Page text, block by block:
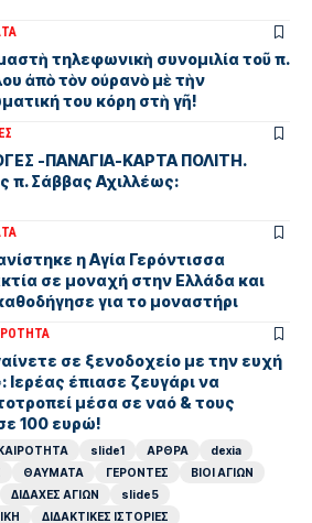
τηλεφωνικὴ συνομιλία τοῦ π.
ἀπὸ τὸν οὐρανὸ μὲ τὴν
του κόρη στὴ γῆ!
-ΠΑΝΑΓΙΑ-ΚΑΡΤΑ ΠΟΛΙΤΗ.
π. Σάββας Αχιλλέως:
η Αγία Γερόντισσα
σε μοναχή στην Ελλάδα και
για το μοναστήρι
σε ξενοδοχείο με την ευχή
Ιερέας έπιασε ζευγάρι να
μέσα σε ναό & τους
100 ευρώ!
slide1 ΑΡΘΡΑ
dexia
ΘΑΥΜΑΤΑ ΓΕΡΟΝΤΕΣ
ΒΙΟΙ ΑΓΙΩΝ
ΔΙΔΑΧΕΣ ΑΓΙΩΝ
slide5
ΔΙΔΑΚΤΙΚΕΣ ΙΣΤΟΡΙΕΣ